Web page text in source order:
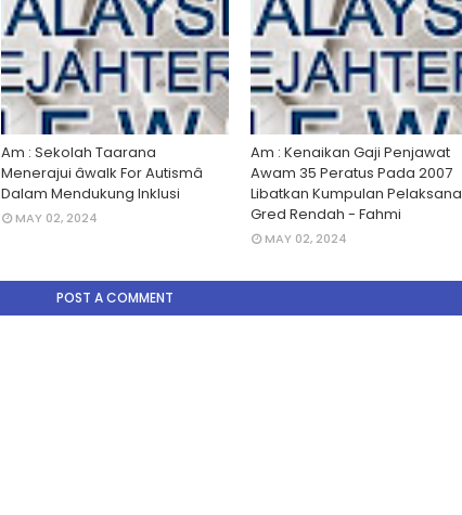
Am : Sekolah Taarana
Menerajui âwalk For Autismâ
Dalam Mendukung Inklusi
MAY 02, 2024
Am : Kenaikan Gaji Penjawat
Awam 35 Peratus Pada 2007
Libatkan Kumpulan Pelaksana
Gred Rendah - Fahmi
MAY 02, 2024
POST A COMMENT